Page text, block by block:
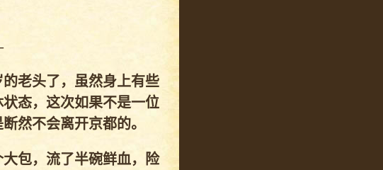
老头了，虽然身上有些
态，这次如果不是一位
然不会离开京都的。
包，流了半碗鲜血，险